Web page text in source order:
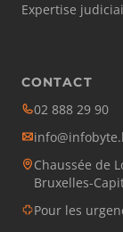
Expertise
CONTACT
02 888 29 90
Chaussée de
Bruxelles-
Pour les